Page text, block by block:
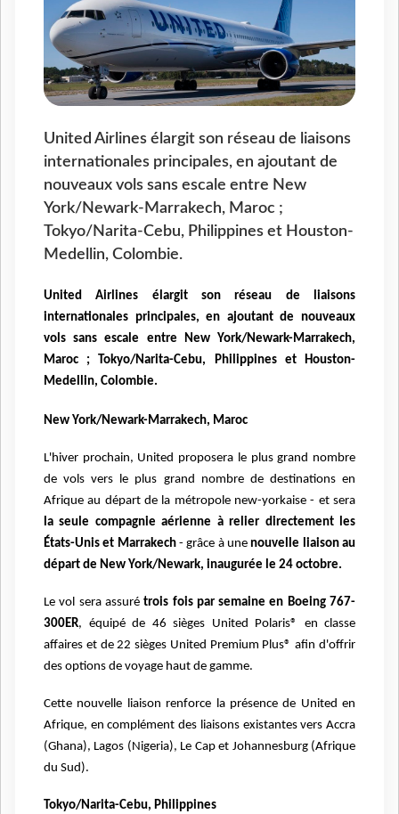
United Airlines élargit son réseau de liaisons
internationales principales, en ajoutant de
nouveaux vols sans escale entre New
York/Newark-Marrakech, Maroc ;
Tokyo/Narita-Cebu, Philippines et Houston-
Medellin, Colombie.
United Airlines élargit son réseau de liaisons
internationales principales, en ajoutant de nouveaux
vols sans escale entre New York/Newark-Marrakech,
Maroc ; Tokyo/Narita-Cebu, Philippines et Houston-
Medellin, Colombie.
New York/Newark-Marrakech, Maroc
L'hiver prochain, United proposera le plus grand nombre
de vols vers le plus grand nombre de destinations en
Afrique au départ de la métropole new-yorkaise - et sera
la seule compagnie aérienne à relier directement les
États-Unis et Marrakech- grâce à unenouvelle liaison au
départ de New York/Newark, inaugurée le 24 octobre.
Le vol sera assurétrois fois par semaine en Boeing 767-
300ER, équipé de 46 sièges United Polaris® en classe
affaires et de 22 sièges United Premium Plus® afin d'offrir
des options de voyage haut de gamme.
Cette nouvelle liaison renforce la présence de United en
Afrique, en complément des liaisons existantes vers Accra
(Ghana), Lagos (Nigeria), Le Cap et Johannesburg (Afrique
du Sud).
Tokyo/Narita-Cebu, Philippines